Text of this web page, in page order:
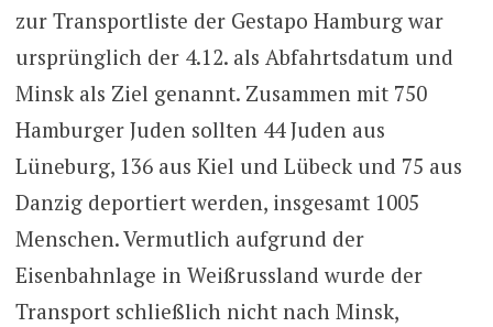
zur Transportliste der Gestapo Hamburg war
ursprünglich der 4.12. als Abfahrtsdatum und
Minsk als Ziel genannt. Zusammen mit 750
Hamburger Juden sollten 44 Juden aus
Lüneburg, 136 aus Kiel und Lübeck und 75 aus
Danzig deportiert werden, insgesamt 1005
Menschen. Vermutlich aufgrund der
Eisenbahnlage in Weißrussland wurde der
Transport schließlich nicht nach Minsk,